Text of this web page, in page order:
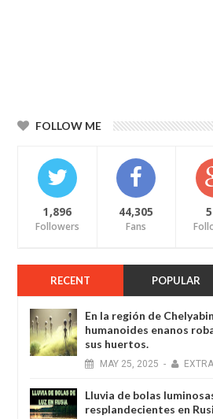
FOLLOW ME
1,896
Followers
44,305
Fans
RECENT POPULAR
En la región de
humanoides enanos
sus huertos.
MAY 25, 2025 -
Lluvia de bolas
resplandecientes en